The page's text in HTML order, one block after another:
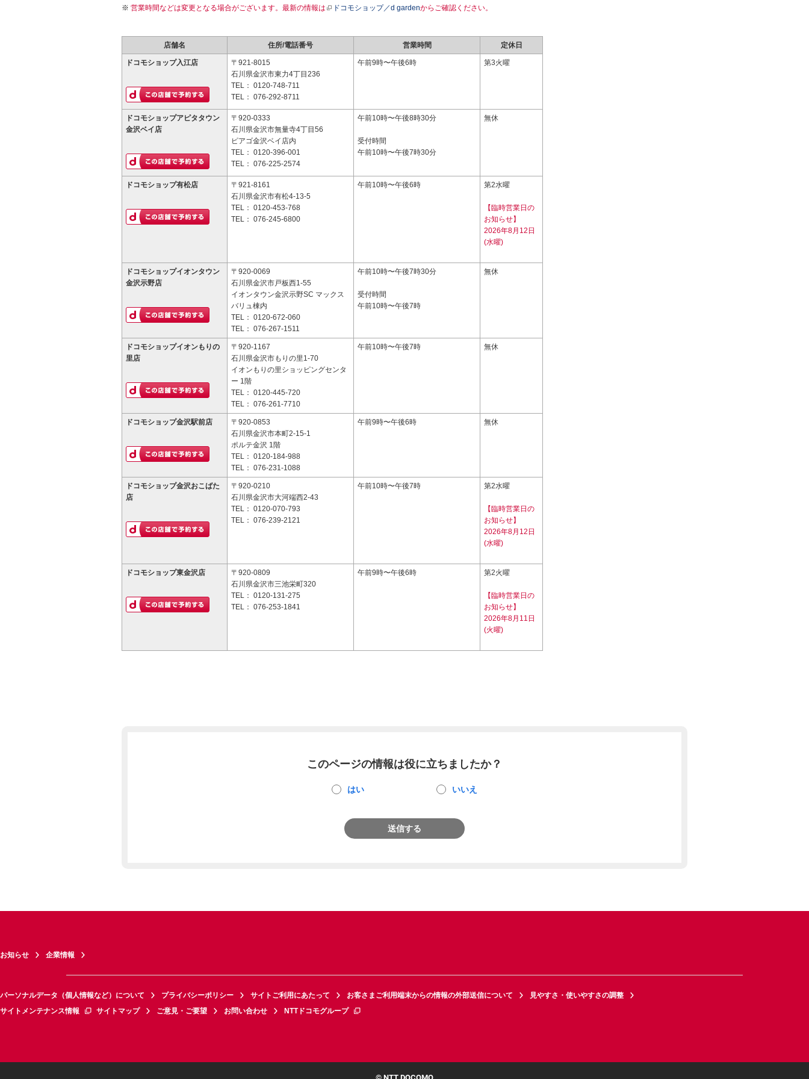
営業時間などは変更となる場合がございます。最新の情報は ドコモショップ／d gardenからご確認ください。
店舗名 住所/電話番号 営業時間 定休日
ドコモショップ入江店
〒921-8015
石川県金沢市東力4丁目236
TEL： 0120-748-711
TEL： 076-292-8711
午前9時〜午後6時 第3火曜
ドコモショップアピタタウン
金沢ベイ店
〒920-0333
石川県金沢市無量寺4丁目56
ピアゴ金沢ベイ店内
TEL： 0120-396-001
TEL： 076-225-2574
午前10時〜午後8時30分
受付時間
午前10時〜午後7時30分
無休
ドコモショップ有松店
〒921-8161
石川県金沢市有松4-13-5
TEL： 0120-453-768
TEL： 076-245-6800
午前10時〜午後6時 第2水曜
【臨時営業日の
お知らせ】
2026年8月12日
(水曜)
ドコモショップイオンタウン
金沢示野店
〒920-0069
石川県金沢市戸板西1-55
イオンタウン金沢示野SC マックス
バリュ棟内
TEL： 0120-672-060
TEL： 076-267-1511
午前10時〜午後7時30分
受付時間
午前10時〜午後7時
無休
ドコモショップイオンもりの
里店
〒920-1167
石川県金沢市もりの里1-70
イオンもりの里ショッピングセンタ
ー 1階
TEL： 0120-445-720
TEL： 076-261-7710
午前10時〜午後7時 無休
ドコモショップ金沢駅前店
〒920-0853
石川県金沢市本町2-15-1
ポルテ金沢 1階
TEL： 0120-184-988
TEL： 076-231-1088
午前9時〜午後6時 無休
ドコモショップ金沢おこばた
店
〒920-0210
石川県金沢市大河端西2-43
TEL： 0120-070-793
TEL： 076-239-2121
午前10時〜午後7時 第2水曜
【臨時営業日の
お知らせ】
2026年8月12日
(水曜)
ドコモショップ東金沢店
〒920-0809
石川県金沢市三池栄町320
TEL： 0120-131-275
TEL： 076-253-1841
午前9時〜午後6時 第2火曜
【臨時営業日の
お知らせ】
2026年8月11日
(火曜)
このページの情報は役に立ちましたか？
はい いいえ
送信する
お知らせ 企業情報
パーソナルデータ（個人情報など）について プライバシーポリシー サイトご利用にあたって お客さまご利用端末からの情報の外部送信について
見やすさ・使いやすさの調整
サイトメンテナンス情報
サイトマップ ご意見・ご要望 お問い合わせ NTTドコモグループ